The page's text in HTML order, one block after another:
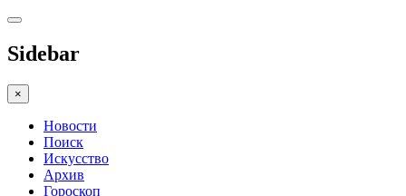
Sidebar
×
Новости
Поиск
Искусство
Архив
Гороскоп